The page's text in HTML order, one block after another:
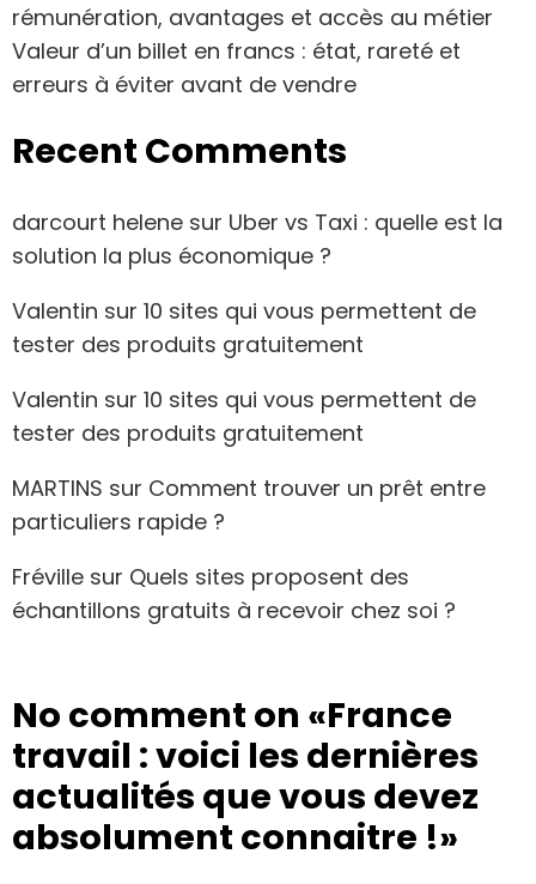
rémunération, avantages et accès au métier
Valeur d’un billet en francs : état, rareté et
erreurs à éviter avant de vendre
Recent Comments
darcourt helene sur Uber vs Taxi : quelle est la
solution la plus économique ?
Valentin sur 10 sites qui vous permettent de
tester des produits gratuitement
Valentin sur 10 sites qui vous permettent de
tester des produits gratuitement
MARTINS sur Comment trouver un prêt entre
particuliers rapide ?
Fréville sur Quels sites proposent des
échantillons gratuits à recevoir chez soi ?
No comment on «France
travail : voici les dernières
actualités que vous devez
absolument connaitre !»